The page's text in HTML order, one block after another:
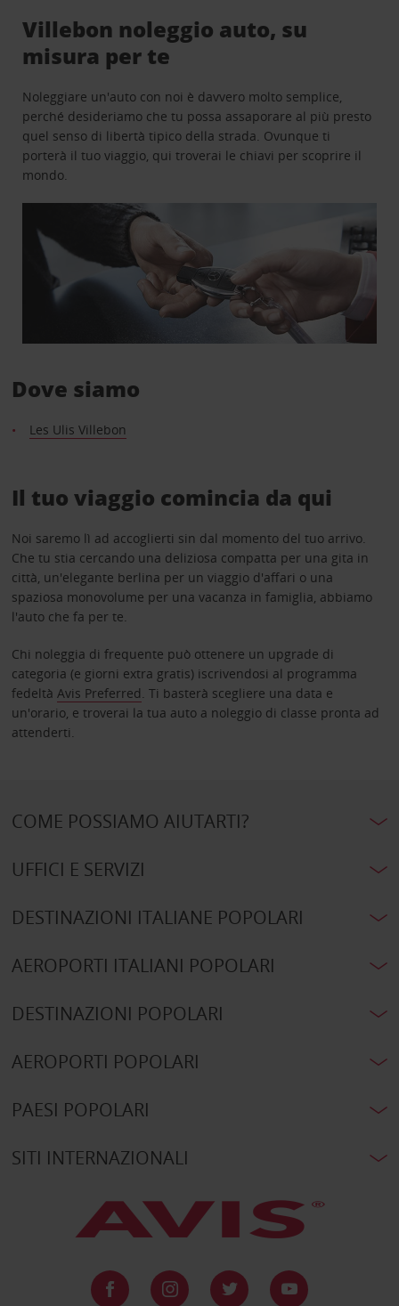
Villebon noleggio auto, su
misura per te
Noleggiare un'auto con noi è davvero molto semplice,
perché desideriamo che tu possa assaporare al più presto
quel senso di libertà tipico della strada. Ovunque ti
porterà il tuo viaggio, qui troverai le chiavi per scoprire il
mondo.
Dove siamo
Les Ulis Villebon
Il tuo viaggio comincia da qui
Noi saremo lì ad accoglierti sin dal momento del tuo arrivo.
Che tu stia cercando una deliziosa compatta per una gita in
città, un'elegante berlina per un viaggio d'affari o una
spaziosa monovolume per una vacanza in famiglia, abbiamo
l'auto che fa per te.
Chi noleggia di frequente può ottenere un upgrade di
categoria (e giorni extra gratis) iscrivendosi al programma
fedeltà Avis Preferred. Ti basterà scegliere una data e
un'orario, e troverai la tua auto a noleggio di classe pronta ad
attenderti.
COME POSSIAMO AIUTARTI?
UFFICI E SERVIZI
DESTINAZIONI ITALIANE POPOLARI
AEROPORTI ITALIANI POPOLARI
DESTINAZIONI POPOLARI
AEROPORTI POPOLARI
PAESI POPOLARI
SITI INTERNAZIONALI